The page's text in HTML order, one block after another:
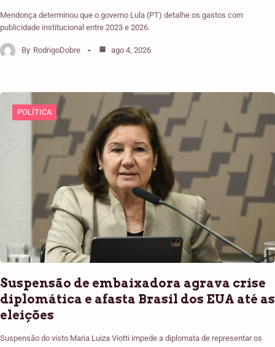
Mendonça determinou que o governo Lula (PT) detalhe os gastos com
publicidade institucional entre 2023 e 2026.
By RodrigoDobre ago 4, 2026
POLÍTICA
Suspensão de embaixadora agrava crise
diplomática e afasta Brasil dos EUA até as
eleições
Suspensão do visto Maria Luiza Viotti impede a diplomata de representar os